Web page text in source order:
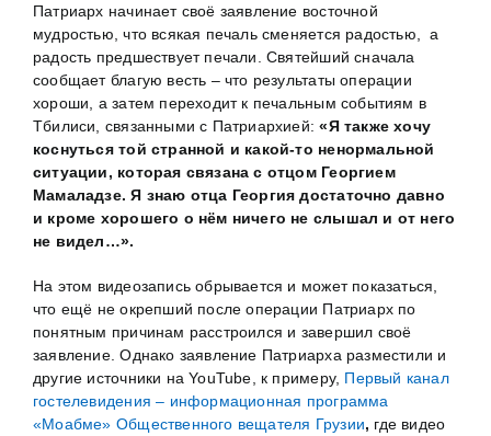
Патриарх начинает своё заявление восточной
мудростью, что всякая печаль сменяется радостью, а
радость предшествует печали. Святейший сначала
сообщает благую весть – что результаты операции
хороши, а затем переходит к печальным событиям в
Тбилиси, связанными с Патриархией:«Я также хочу
коснуться той странной и какой-то ненормальной
ситуации, которая связана с отцом Георгием
Мамаладзе. Я знаю отца Георгия достаточно давно
и кроме хорошего о нём ничего не слышал и от него
не видел…».
На этом видеозапись обрывается и может показаться,
что ещё не окрепший после операции Патриарх по
понятным причинам расстроился и завершил своё
заявление. Однако заявление Патриарха разместили и
другие источники на YouTube, к примеру, Первый канал
гостелевидения – информационная программа
«Моабме» Общественного вещателя Грузии, где видео